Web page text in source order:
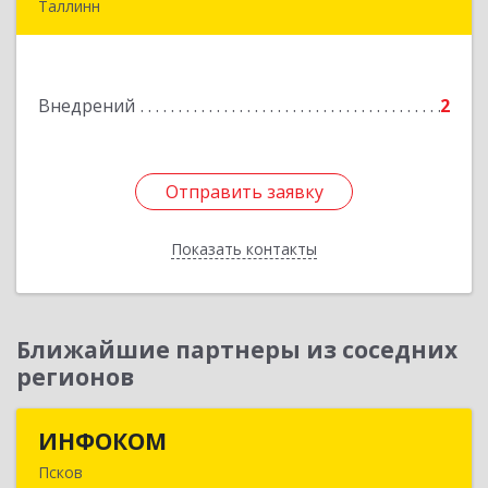
Таллинн
Внедрений 2
Отправить заявку
Показать контакты
Отправить заявку
Назад
Ближайшие партнеры из соседних
регионов
ИНФОКОМ
Псков